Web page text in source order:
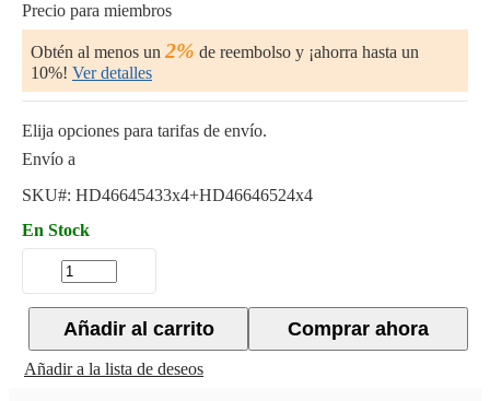
Precio para miembros
Obtén al menos un 2% de reembolso y ¡ahorra hasta un
10%! Ver detalles
Elija opciones para tarifas de envío.
Envío a
SKU#: HD46645433x4+HD46646524x4
En Stock
Comprar ahora
Añadir al carrito
Añadir a la lista de deseos